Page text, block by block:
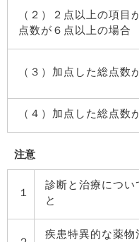
（２）２点以上の項目
点数が６点以上の場
（３）加点した総点
（４）加点した総
注意
１
診断と治療につい
と
疾患特異的な薬物